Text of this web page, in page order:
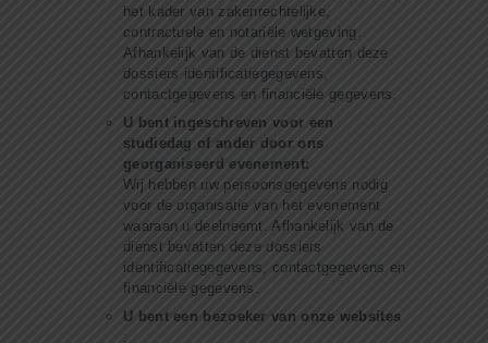
het kader van zakenrechtelijke,
contractuele en notariële wetgeving.
Afhankelijk van de dienst bevatten deze
dossiers identificatiegegevens,
contactgegevens en financiële gegevens.
U bent ingeschreven voor een
studiedag of ander door ons
georganiseerd evenement:
Wij hebben uw persoonsgegevens nodig
voor de organisatie van het evenement
waaraan u deelneemt. Afhankelijk van de
dienst bevatten deze dossiers
identificatiegegevens, contactgegevens en
financiële gegevens.
U bent een bezoeker van onze websites
: